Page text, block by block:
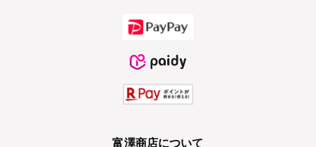
富澤商店について